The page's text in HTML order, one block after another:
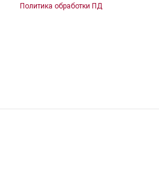
Политика обработки ПД